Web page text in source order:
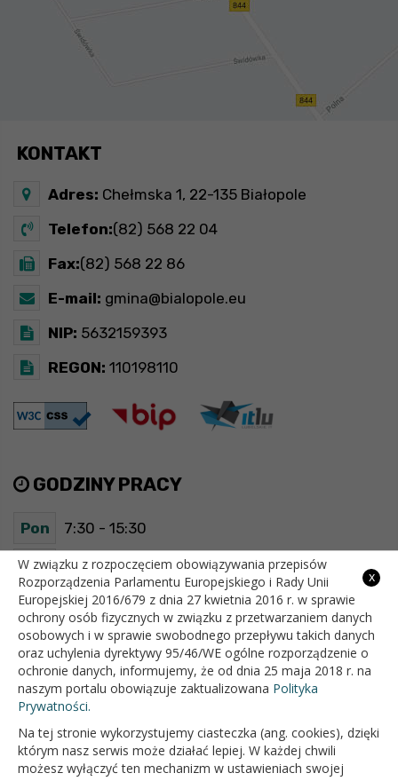
KONTAKT
Adres: Chełmska 1, 22-135 Białopole
Telefon:(82) 568 22 04
Fax:(82) 568 22 86
E-mail: gmina@bialopole.eu
NIP: 5632159393
REGON: 110198110
GODZINY PRACY
Pon 7:30 - 15:30
Wt 7:30 - 15:30
Śr 7:30 - 15:30
Czw 7:30 - 15:30
Pt 7:30 - 15:30
OFICJALNY SERWIS INTERNETOWY GMINY BIAŁOPOLE
x
W związku z rozpoczęciem obowiązywania przepisów
Rozporządzenia Parlamentu Europejskiego i Rady Unii
Europejskiej 2016/679 z dnia 27 kwietnia 2016 r. w sprawie
ochrony osób fizycznych w związku z przetwarzaniem danych
osobowych i w sprawie swobodnego przepływu takich danych
oraz uchylenia dyrektywy 95/46/WE ogólne rozporządzenie o
ochronie danych, informujemy, że od dnia 25 maja 2018 r. na
naszym portalu obowiązuje zaktualizowana Polityka
Prywatności.
Na tej stronie wykorzystujemy ciasteczka (ang. cookies), dzięki
którym nasz serwis może działać lepiej. W każdej chwili
możesz wyłączyć ten mechanizm w ustawieniach swojej